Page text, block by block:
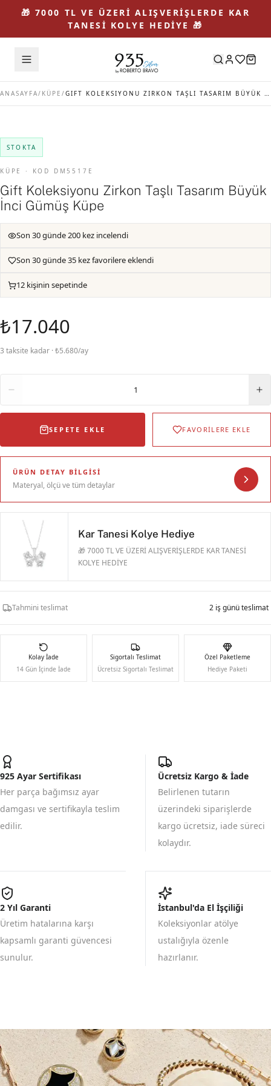
🎁 7000 TL VE ÜZERİ ALIŞVERİŞLERDE KAR
TANESİ KOLYE HEDİYE 🎁
ANASAYFA/ KÜPE / GIFT KOLEKSIYONU ZIRKON TAŞLI TASARIM BÜYÜK İNCI GÜMÜŞ KÜPE
STOKTA
KÜPE · KOD DM5517E
Gift Koleksiyonu Zirkon Taşlı Tasarım Büyük
İnci Gümüş Küpe
Son 30 günde 200 kez incelendi
Son 30 günde 35 kez favorilere eklendi
12 kişinin sepetinde
₺17.040
3 taksite kadar · ₺5.680/ay
1
SEPETE EKLE FAVORİLERE EKLE
ÜRÜN DETAY BILGISI
Materyal, ölçü ve tüm detaylar
Kar Tanesi Kolye Hediye
🎁 7000 TL VE ÜZERİ ALIŞVERİŞLERDE KAR TANESİ
KOLYE HEDİYE
Tahmini teslimat 2 iş günü teslimat
Kolay İade
14 Gün İçinde İade
Sigortalı Teslimat
Ücretsiz Sigortalı Teslimat
Özel Paketleme
Hediye Paketi
925 Ayar Sertifikası
Her parça bağımsız ayar
damgası ve sertifikayla teslim
edilir.
Ücretsiz Kargo & İade
Belirlenen tutarın
üzerindeki siparişlerde
kargo ücretsiz, iade süreci
kolaydır.
2 Yıl Garanti
Üretim hatalarına karşı
kapsamlı garanti güvencesi
sunulur.
İstanbul'da El İşçiliği
Koleksiyonlar atölye
ustalığıyla özenle
hazırlanır.